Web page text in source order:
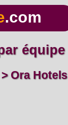
.com
équipe
Ora Hotels